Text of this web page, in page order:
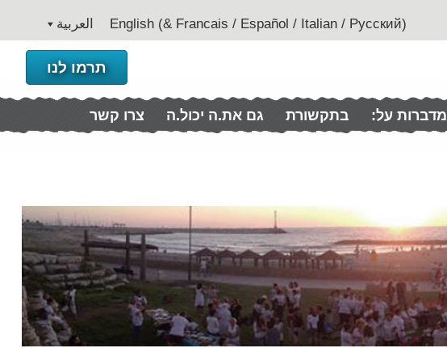
(English (& Francais / Español / Italian / Pусский العربية
תרמו לנו
מדברות על: בתקשורת גם את.ה יכול.ה צרו קשר